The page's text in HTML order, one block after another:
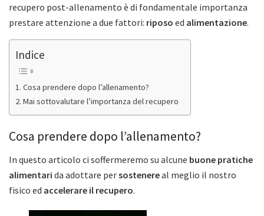
recupero post-allenamento è di fondamentale importanza
prestare attenzione a due fattori: riposo ed alimentazione.
Indice
Cosa prendere dopo l’allenamento?
Mai sottovalutare l’importanza del recupero
Cosa prendere dopo l’allenamento?
In questo articolo ci soffermeremo su alcune buone pratiche
alimentari da adottare persostenereal meglio il nostro
fisico ed accelerare il recupero.